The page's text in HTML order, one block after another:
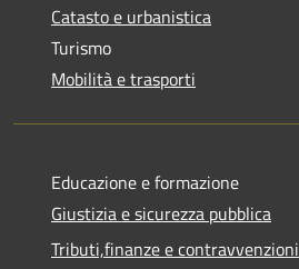
Catasto e urbanistica
Turismo
Mobilità e trasporti
Educazione e formazione
Giustizia e sicurezza pubblica
Tributi,finanze e contravvenzioni